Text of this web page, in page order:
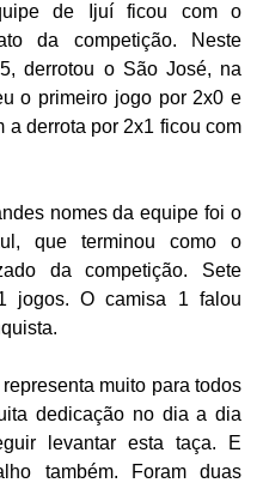
de Ijuí ficou com o
da competição. Neste
derrotou o São José, na
o primeiro jogo por 2x0 e
a derrota por 2x1 ficou com
nomes da equipe foi o
que terminou como o
da competição. Sete
jogos. O camisa 1 falou
muito para todos
dedicação no dia a dia
levantar esta taça. E
também. Foram duas